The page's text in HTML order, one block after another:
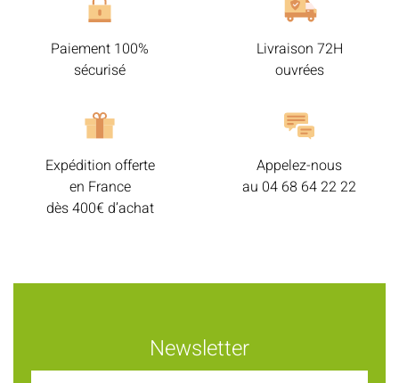
Paiement 100%
sécurisé
Livraison 72H
ouvrées
Expédition offerte
en France
dès 400€ d’achat
Appelez-nous
au 04 68 64 22 22
Newsletter